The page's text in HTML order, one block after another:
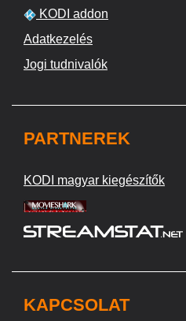
KODI addon
Adatkezelés
Jogi tudnivalók
PARTNEREK
KODI magyar kiegészítők
KAPCSOLAT